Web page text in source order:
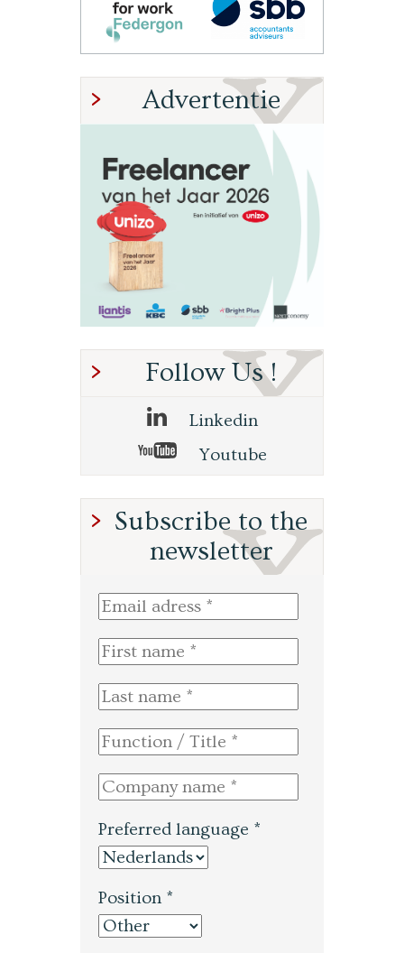
Advertentie
Follow Us !
Linkedin
Youtube
Subscribe to the
newsletter
Preferred language *
Position *